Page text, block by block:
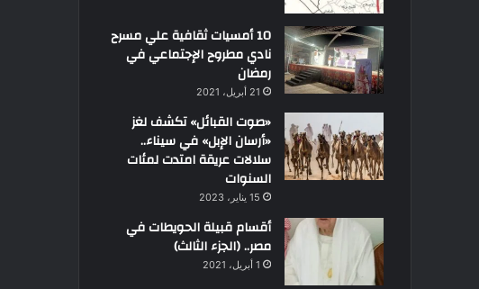
10 أمسيات ثقافية علي مسرح
نادي مطروح الإجتماعي في
رمضان
21 أبريل، 2021
«صوت القبائل» تكشف لغز
«أرسان الإبل» في سيناء..
سلالات عريقة امتدت لمئات
السنوات
15 يناير، 2023
أقسام قبيلة الحويطات في
مصر.. (الجزء الثالث)
1 أبريل، 2021